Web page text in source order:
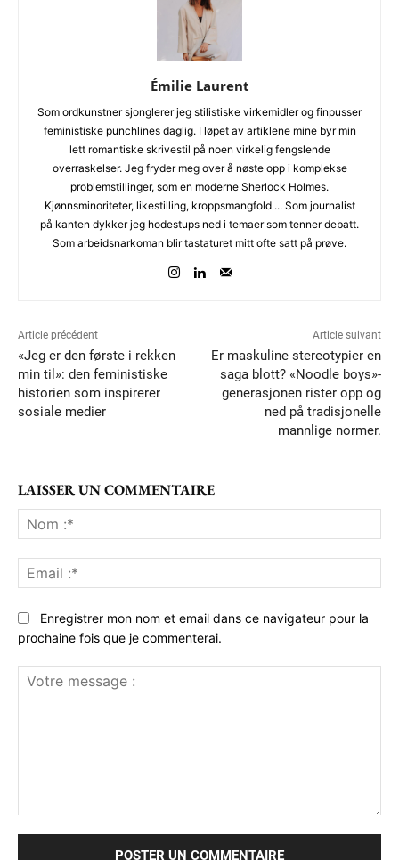
Émilie Laurent
Som ordkunstner sjonglerer jeg stilistiske virkemidler og finpusser
feministiske punchlines daglig. I løpet av artiklene mine byr min
lett romantiske skrivestil på noen virkelig fengslende
overraskelser. Jeg fryder meg over å nøste opp i komplekse
problemstillinger, som en moderne Sherlock Holmes.
Kjønnsminoriteter, likestilling, kroppsmangfold ... Som journalist
på kanten dykker jeg hodestups ned i temaer som tenner debatt.
Som arbeidsnarkoman blir tastaturet mitt ofte satt på prøve.
Article précédent
«Jeg er den første i rekken
min til»: den feministiske
historien som inspirerer
sosiale medier
Article suivant
Er maskuline stereotypier en
saga blott? «Noodle boys»-
generasjonen rister opp og
ned på tradisjonelle
mannlige normer.
LAISSER UN COMMENTAIRE
:*
:*
Enregistrer mon nom et email dans ce navigateur pour la
prochaine fois que je commenterai.